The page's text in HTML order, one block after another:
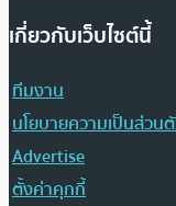
เกี่ยวกับเว็บไซต์นี้
ทีมงาน
นโยบายความเป็นส่วน
Advertise
ตั้งค่าคุกกี้